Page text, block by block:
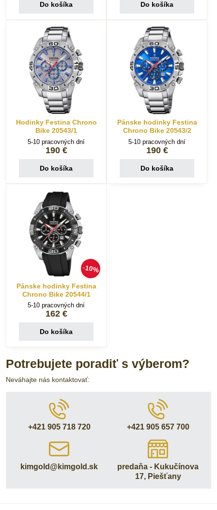
Do košíka Do košíka
Hodinky Festina Chrono
Bike 20543/1
5-10 pracovných dní
190 €
Do košíka
Pánske hodinky Festina
Chrono Bike 20543/2
5-10 pracovných dní
190 €
Do košíka
10%
Pánske hodinky Festina
Chrono Bike 20544/1
5-10 pracovných dní
162 €
Do košíka
Potrebujete poradiť s výberom?
Neváhajte nás kontaktovať:
+421 905 718 720 +421 905 657 700
kimgold​@kimgold​.sk
predaňa - Kukučínova
17, Piešťany